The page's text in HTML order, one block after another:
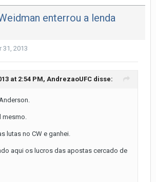
enterrou a lenda
31, 2013
at 2:54 PM, AndrezaoUFC disse:
lutas no CW e ganhei.
aqui os lucros das apostas cercado de